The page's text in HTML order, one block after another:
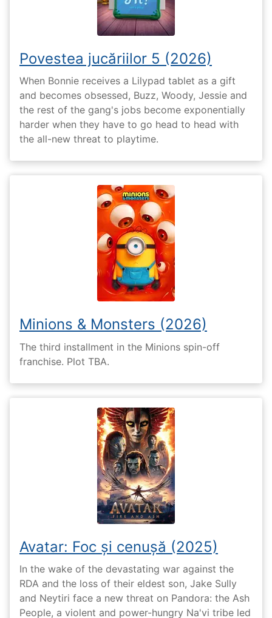
Povestea jucăriilor 5 (2026)
When Bonnie receives a Lilypad tablet as a gift
and becomes obsessed, Buzz, Woody, Jessie and
the rest of the gang's jobs become exponentially
harder when they have to go head to head with
the all-new threat to playtime.
Minions & Monsters (2026)
The third installment in the Minions spin-off
franchise. Plot TBA.
Avatar: Foc și cenușă (2025)
In the wake of the devastating war against the
RDA and the loss of their eldest son, Jake Sully
and Neytiri face a new threat on Pandora: the Ash
People, a violent and power-hungry Na'vi tribe led